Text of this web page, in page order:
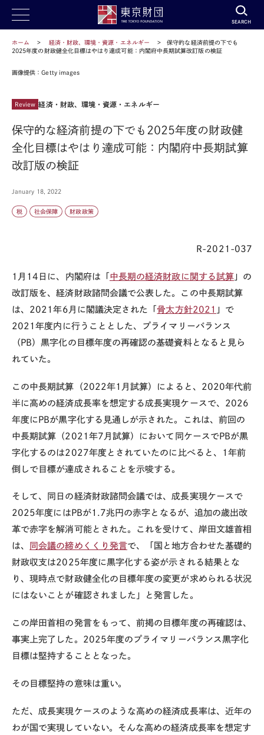
SEARCH
ホーム 経済・財政、環境・資源・エネルギー
保守的な経済前提の下でも
2025年度の財政健全化目標はやはり達成可能：内閣府中長期試算改訂版の検証
画像提供：Getty images
Review 経済・財政、環境・資源・エネルギー
保守的な経済前提の下でも2025年度の財政健
全化目標はやはり達成可能：内閣府中長期試算
改訂版の検証
January 18, 2022
税 社会保障 財政政策
R-2021-037
1 月 14 日に、内閣府は「 中長期の経済財政に関する試算」の
改訂版を、経済財政諮問会議で公表した。この中長期試算
は、 2021年6 月に閣議決定された「 骨太方針2021 」で
2021年度内に行うこととした、プライマリーバランス
（ PB ）黒字化の目標年度の再確認の基礎資料となると見ら
れていた。
この中長期試算（2022年1 月試算）によると、 2020年代前
半に高めの経済成長率を想定する成長実現ケースで、 2026
年度に PBが黒字化する見通しが示された。これは、前回の
中長期試算（2021 年7 月試算）において同ケースでPBが黒
字化するのは2027年度とされていたのに比べると、 1 年前
倒しで目標が達成されることを示唆する。
そして、同日の経済財政諮問会議では、成長実現ケースで
2025年度には PBが1.7兆円の赤字となるが、追加の歳出改
革で赤字を解消可能とされた。これを受けて、岸田文雄首相
は、
同会議の締めくくり発言で、「国と地方合わせた基礎的
財政収支は2025年度に黒字化する姿が示される結果とな
り、現時点で財政健全化の目標年度の変更が求められる状況
にはないことが確認されました」と発言した。
この岸田首相の発言をもって、前掲の目標年度の再確認は、
事実上完了した。 2025年度のプライマリーバランス黒字化
目標は堅持することとなった。
その目標堅持の意味は重い。
ただ、成長実現ケースのような高めの経済成長率は、近年の
わが国で実現していない。そんな高めの経済成長率を想定す